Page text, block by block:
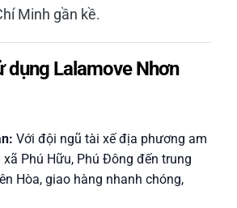
Minh gần kề.
dụng Lalamove Nhơn
Với đội ngũ tài xế địa phương am
Phú Hữu, Phú Đông đến trung
Hòa, giao hàng nhanh chóng,